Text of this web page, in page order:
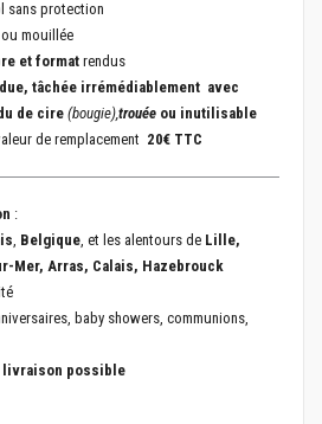
sans protection
mouillée
et format rendus
tâchée irrémédiablement avec
de cire (bougie),trouée ou inutilisable
de remplacement 20€ TTC
:
, Belgique, et les alentours de Lille,
Mer, Arras, Calais, Hazebrouck
baby showers, communions,
livraison possible